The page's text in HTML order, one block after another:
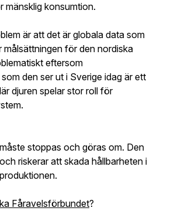
mänsklig konsumtion.
är att det är globala data som
målsättningen för den nordiska
eftersom
den ser ut i Sverige idag är ett
djuren spelar stor roll för
stoppas och göras om. Den
riskerar att skada hållbarheten i
Fåravelsförbundet?